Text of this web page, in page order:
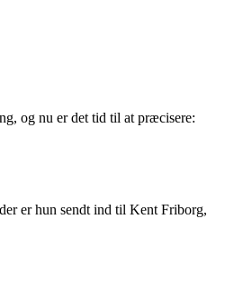
og nu er det tid til at præcisere:
er hun sendt ind til Kent Friborg,